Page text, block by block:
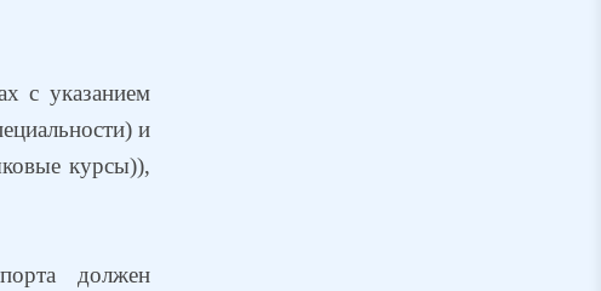
с указанием
и
курсы)),
должен